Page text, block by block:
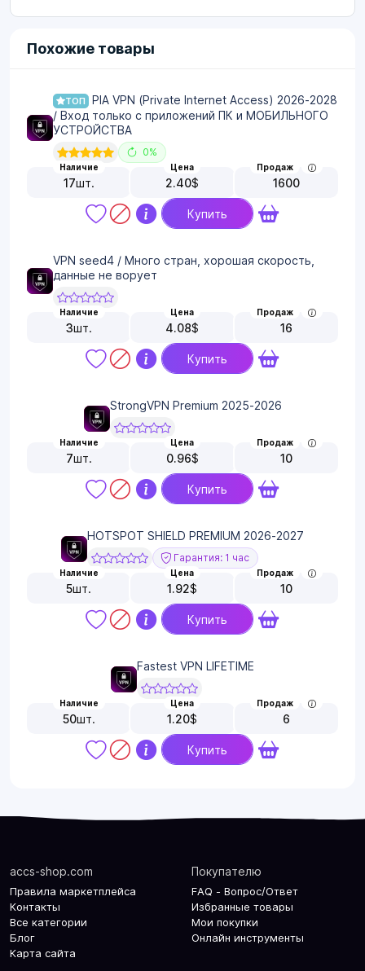
Похожие товары
ТОП
PIA VPN (Private Internet Access) 2026-2028
/ Вход только с приложений ПК и МОБИЛЬНОГО
УСТРОЙСТВА
0%
Наличие
17шт.
Цена
2.40$
Продаж
1600
Купить
VPN seed4 / Много стран, хорошая скорость,
данные не ворует
Наличие
3шт.
Цена
4.08$
Продаж
16
Купить
StrongVPN Premium 2025-2026
Наличие
7шт.
Цена
0.96$
Продаж
10
Купить
HOTSPOT SHIELD PREMIUM 2026-2027
Гарантия: 1 час
Наличие
5шт.
Цена
1.92$
Продаж
10
Купить
Fastest VPN LIFETIME
Наличие
50шт.
Цена
1.20$
Продаж
6
Купить
accs-shop.com
Правила маркетплейса
Контакты
Все категории
Блог
Карта сайта
Покупателю
FAQ - Вопрос/Ответ
Избранные товары
Мои покупки
Онлайн инструменты